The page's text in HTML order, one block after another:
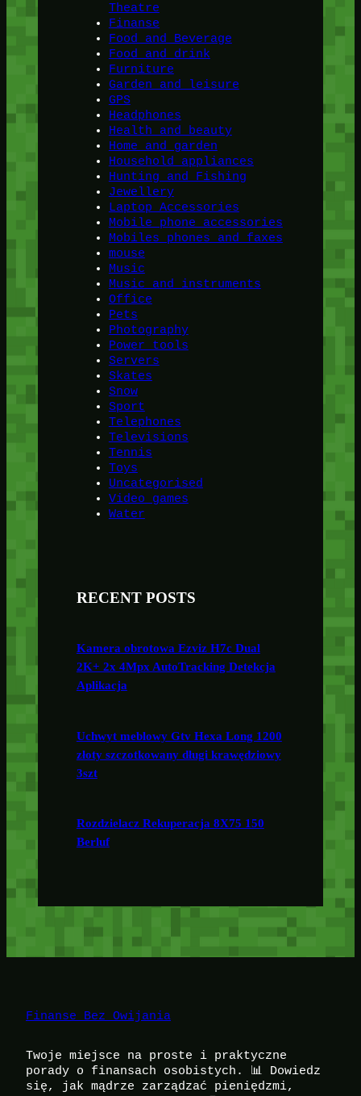
Theatre
Finanse
Food and Beverage
Food and drink
Furniture
Garden and leisure
GPS
Headphones
Health and beauty
Home and garden
Household appliances
Hunting and Fishing
Jewellery
Laptop Accessories
Mobile phone accessories
Mobiles phones and faxes
mouse
Music
Music and instruments
Office
Pets
Photography
Power tools
Servers
Skates
Snow
Sport
Telephones
Televisions
Tennis
Toys
Uncategorised
Video games
Water
RECENT POSTS
Kamera obrotowa Ezviz H7c Dual
2K+ 2x 4Mpx AutoTracking Detekcja
Aplikacja
Uchwyt meblowy Gtv Hexa Long 1200
złoty szczotkowany długi krawędziowy
3szt
Rozdzielacz Rekuperacja 8X75 150
Berluf
Finanse Bez Owijania
Twoje miejsce na proste i praktyczne
porady o finansach osobistych. 📊 Dowiedz
się, jak mądrze zarządzać pieniędzmi,